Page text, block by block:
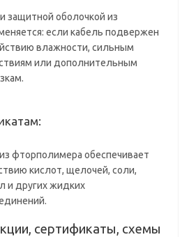
защитной оболочкой из
если кабель подвержен
влажности, сильным
или дополнительным
фторполимера обеспечивает
кислот, щелочей, соли,
и других жидких
сертификаты, схемы